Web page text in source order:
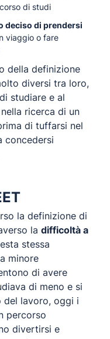
di studi
deciso di prendersi
viaggio o fare
della definizione
diversi tra loro,
studiare e al
ricerca di un
di tuffarsi nel
concedersi
la definizione di
la difficoltà a
stessa
minore
di avere
di meno e si
del lavoro, oggi i
percorso
divertirsi e